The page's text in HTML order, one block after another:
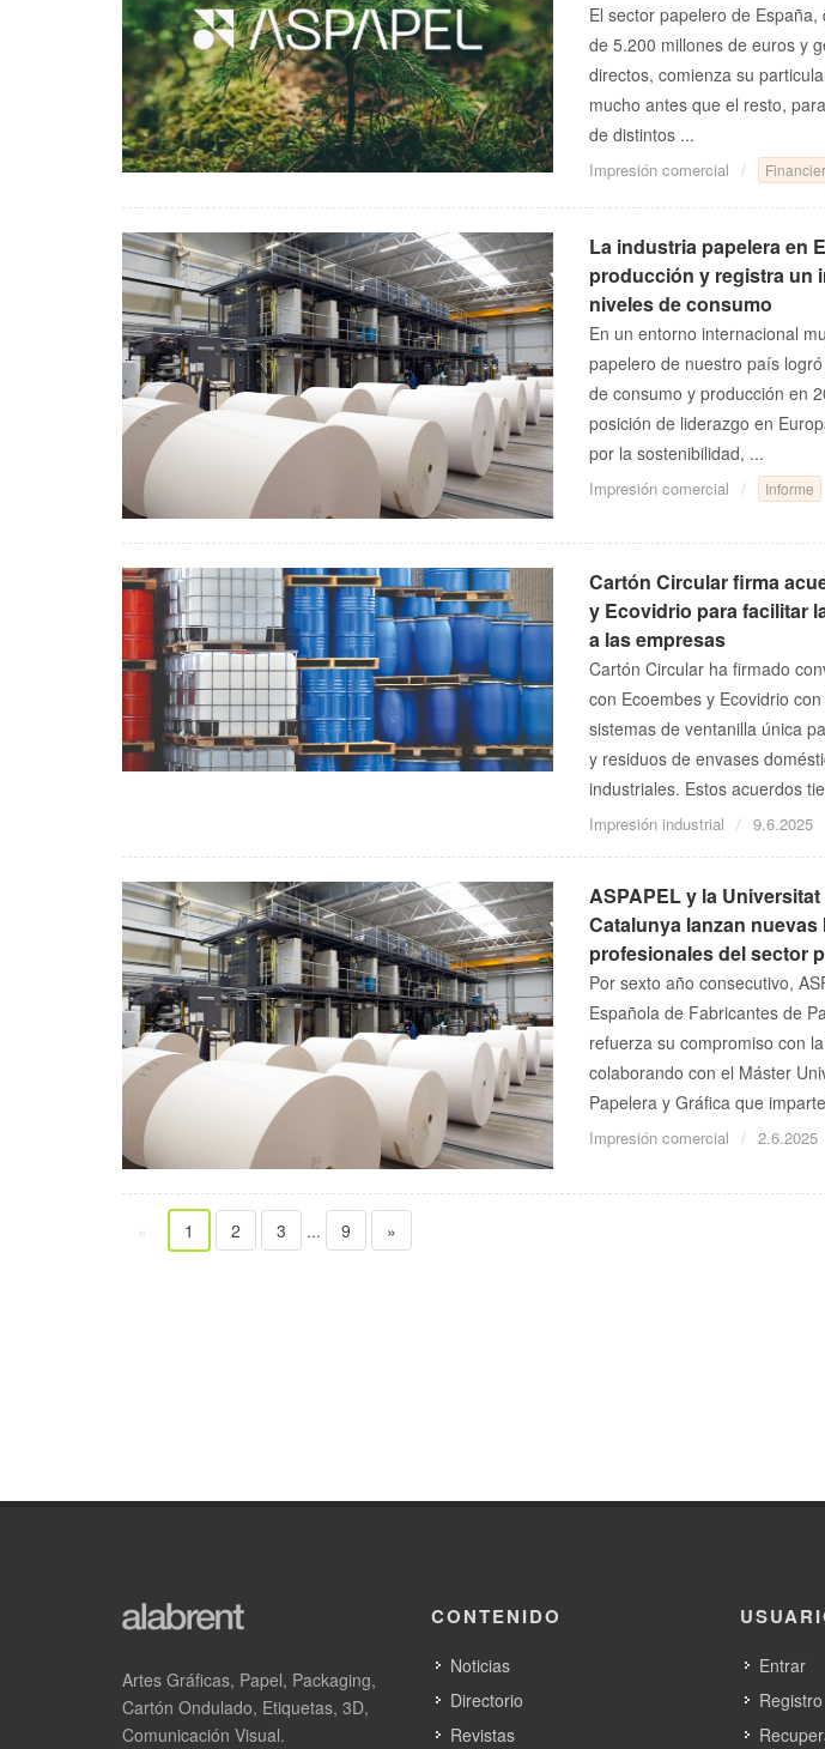
El sector papelero de
de 5.200 millones de euros y
directos, comienza su
mucho antes que el resto,
de distintos ...
Impresión comercial
La industria papelera en
producción y registra un
niveles de consumo
En un entorno internacional
papelero de nuestro país
de consumo y producción en
posición de liderazgo en
por la sostenibilidad, ...
Impresión comercial Informe
Cartón Circular firma
y Ecovidrio para facilitar
a las empresas
Cartón Circular ha firmado
con Ecoembes y Ecovidrio
sistemas de ventanilla única
y residuos de envases
industriales. Estos acuerdos
Impresión industrial 9.6.2025
ASPAPEL y la
Catalunya lanzan
profesionales del sector
Por sexto año consecutivo,
Española de Fabricantes de
refuerza su compromiso con
colaborando con el Máster
Papelera y Gráfica que
Impresión comercial 2.6.2025
« 1 2 3 ... 9 »
Artes Gráficas, Papel, Packaging,
Cartón Ondulado, Etiquetas, 3D,
Comunicación Visual.
CONTENIDO
Noticias
Directorio
Revistas
Entrar
Registro